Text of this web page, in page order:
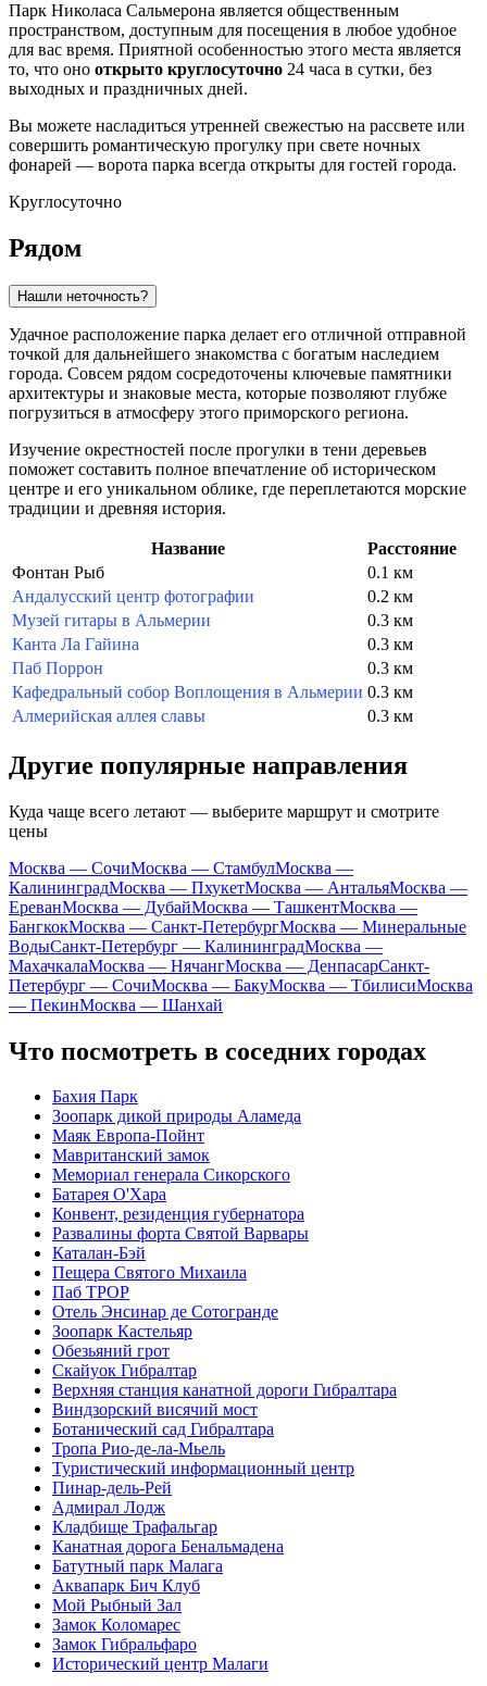
Парк Николаса Сальмерона является общественным
пространством, доступным для посещения в любое удобное
для вас время. Приятной особенностью этого места является
то, что оно открыто круглосуточно 24 часа в сутки, без
выходных и праздничных дней.
Вы можете насладиться утренней свежестью на рассвете или
совершить романтическую прогулку при свете ночных
фонарей — ворота парка всегда открыты для гостей города.
Круглосуточно
Рядом
Нашли неточность?
Удачное расположение парка делает его отличной отправной
точкой для дальнейшего знакомства с богатым наследием
города. Совсем рядом сосредоточены ключевые памятники
архитектуры и знаковые места, которые позволяют глубже
погрузиться в атмосферу этого приморского региона.
Изучение окрестностей после прогулки в тени деревьев
поможет составить полное впечатление об историческом
центре и его уникальном облике, где переплетаются морские
традиции и древняя история.
Название
Расстояние
Фонтан Рыб
0.1 км
Андалусский центр фотографии
0.2 км
Музей гитары в Альмерии
0.3 км
Канта Ла Гайина
0.3 км
Паб Поррон
0.3 км
Кафедральный собор Воплощения в Альмерии 0.3 км
Алмерийская аллея славы
0.3 км
Другие популярные направления
Куда чаще всего летают — выберите маршрут и смотрите
цены
Москва — СочиМосква — СтамбулМосква —
КалининградМосква — ПхукетМосква — АнтальяМосква —
ЕреванМосква — ДубайМосква — ТашкентМосква —
БангкокМосква — Санкт-ПетербургМосква — Минеральные
ВодыСанкт-Петербург — КалининградМосква —
МахачкалаМосква — НячангМосква — ДенпасарСанкт-
Петербург — СочиМосква — БакуМосква — ТбилисиМосква
— ПекинМосква — Шанхай
Что посмотреть в соседних городах
Бахия Парк
Зоопарк дикой природы Аламеда
Маяк Европа-Пойнт
Мавританский замок
Мемориал генерала Сикорского
Батарея О'Хара
Конвент, резиденция губернатора
Развалины форта Святой Варвары
Каталан-Бэй
Пещера Святого Михаила
Паб TPOP
Отель Энсинар де Сотогранде
Зоопарк Кастельяр
Обезьяний грот
Скайуок Гибралтар
Верхняя станция канатной дороги Гибралтара
Виндзорский висячий мост
Ботанический сад Гибралтара
Тропа Рио-де-ла-Мьель
Туристический информационный центр
Пинар-дель-Рей
Адмирал Лодж
Кладбище Трафальгар
Канатная дорога Бенальмадена
Батутный парк Малага
Аквапарк Бич Клуб
Мой Рыбный Зал
Замок Коломарес
Замок Гибральфаро
Исторический центр Малаги